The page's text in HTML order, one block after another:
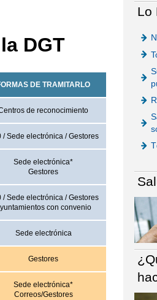
DGT
DE TRAMITARLO
de reconocimiento
/ Sede electrónica / Gestores
Sede electrónica*
Gestores
/ Sede electrónica / Gestores
con convenio
Sede electrónica
Gestores
Sede electrónica*
Correos/Gestores
Lo